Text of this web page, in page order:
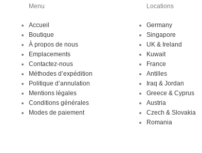
Menu
Accueil
Boutique
À propos de nous
Emplacements
Contactez-nous
Méthodes d’expédition
Politique d’annulation
Mentions légales
Conditions générales
Modes de paiement
Locations
Germany
Singapore
UK & Ireland
Kuwait
France
Antilles
Iraq & Jordan
Greece & Cyprus
Austria
Czech & Slovakia
Romania